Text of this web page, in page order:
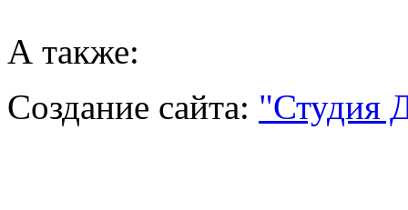
А также:
Создание сайта: "Студия